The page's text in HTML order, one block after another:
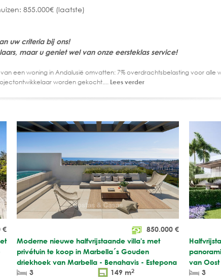
855.000€ (laatste)
uw criteria bij ons!
maar u geniet wel van onze eersteklas service!
een woning in Andalusië omvatten: 7% overdrachtsbelasting voor alle
worden gekocht.... Lees verder
€
850.000 €
Moderne nieuwe halfvrijstaande villa's met
privétuin te koop in Marbella´s Gouden
driekhoek van Marbella - Benahavis - Estepona
3
149 m2
van
3